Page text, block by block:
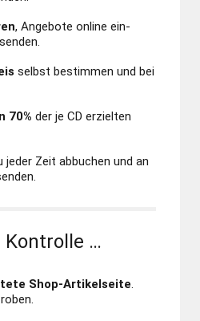
, Angebote online ein­
selbst be­stimmen und bei
70% der je CD erzielten
jeder Zeit abbuchen und an
Kontrolle …
Shop-Artikel­seite.